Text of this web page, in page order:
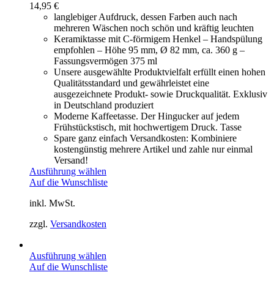
14,95 €
langlebiger Aufdruck, dessen Farben auch nach
mehreren Wäschen noch schön und kräftig leuchten
Keramiktasse mit C-förmigem Henkel – Handspülung
empfohlen – Höhe 95 mm, Ø 82 mm, ca. 360 g –
Fassungsvermögen 375 ml
Unsere ausgewählte Produktvielfalt erfüllt einen hohen
Qualitätsstandard und gewährleistet eine
ausgezeichnete Produkt- sowie Druckqualität. Exklusiv
in Deutschland produziert
Moderne Kaffeetasse. Der Hingucker auf jedem
Frühstückstisch, mit hochwertigem Druck. Tasse
Spare ganz einfach Versandkosten: Kombiniere
kostengünstig mehrere Artikel und zahle nur einmal
Versand!
Ausführung wählen
Auf die Wunschliste
inkl. MwSt.
zzgl. Versandkosten
Ausführung wählen
Auf die Wunschliste